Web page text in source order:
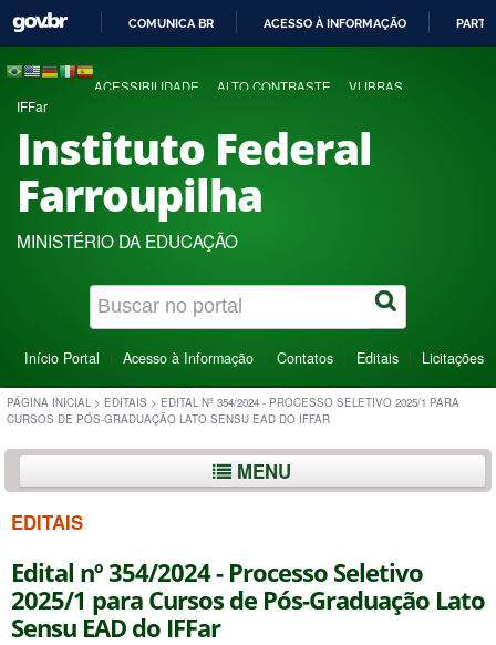
COMUNICA BR ACESSO À INFORMAÇÃO
ACESSIBILIDADE ALTO CONTRASTE VLIBRAS
IFFar
Instituto Federal
Farroupilha
MINISTÉRIO DA EDUCAÇÃO
Início Portal Acesso à Informação Contatos Editais Licitações
PÁGINA INICIAL > EDITAIS > EDITAL Nº 354/2024 - PROCESSO SELETIVO 2025/1 PARA
CURSOS DE PÓS-GRADUAÇÃO LATO SENSU EAD DO IFFAR
MENU
EDITAIS
Edital nº 354/2024 - Processo Seletivo
2025/1 para Cursos de Pós-Graduação Lato
Sensu EAD do IFFar